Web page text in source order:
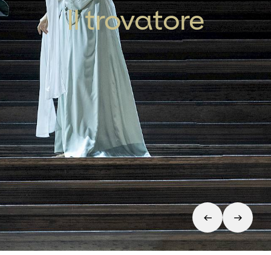
Il trovatore